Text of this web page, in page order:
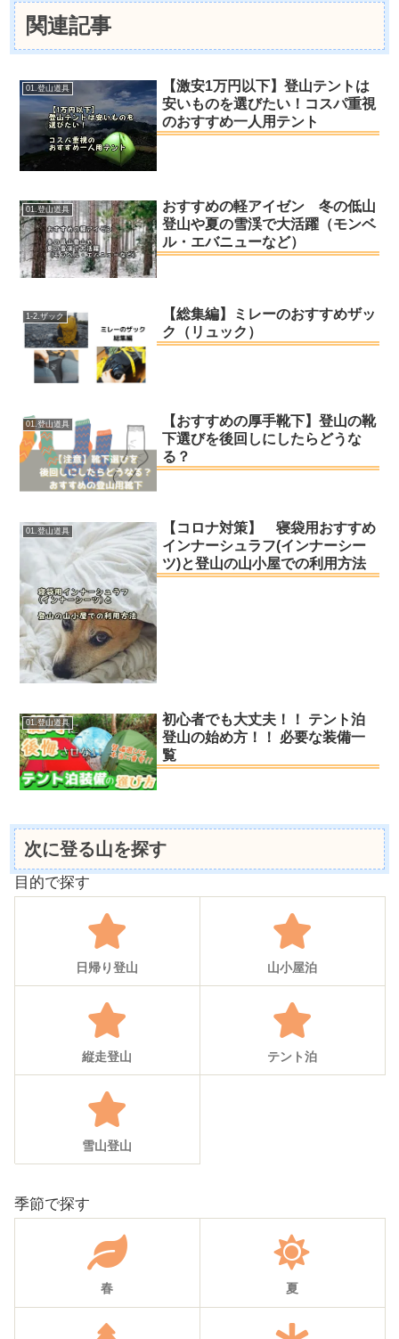
関連記事
01.登山道具
【激安1万円以下】登山テントは
安いものを選びたい！コスパ重視
のおすすめ一人用テント
01.登山道具
おすすめの軽アイゼン 冬の低山
登山や夏の雪渓で大活躍（モンベ
ル・エバニューなど）
1-2.ザック
【総集編】ミレーのおすすめザッ
ク（リュック）
01.登山道具
【おすすめの厚手靴下】登山の靴
下選びを後回しにしたらどうな
る？
01.登山道具
【コロナ対策】 寝袋用おすすめ
インナーシュラフ(インナーシー
ツ)と登山の山小屋での利用方法
01.登山道具
初心者でも大丈夫！！ テント泊
登山の始め方！！ 必要な装備一
覧
次に登る山を探す
目的で探す
日帰り登山 山小屋泊
縦走登山 テント泊
雪山登山
季節で探す
春 夏